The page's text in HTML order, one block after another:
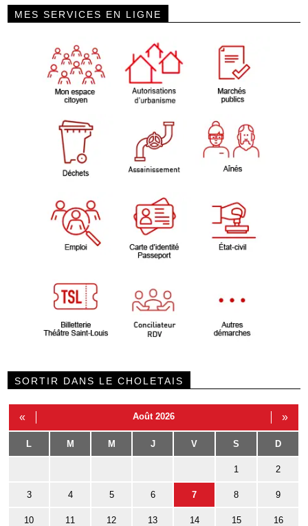
MES SERVICES EN LIGNE
SORTIR DANS LE CHOLETAIS
« Août 2026 »
L M M J V S D
1 2
3 4 5 6 7 8 9
10 11 12 13 14 15 16